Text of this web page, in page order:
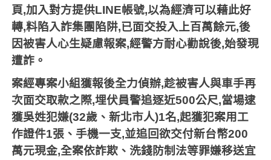
頁,加入對方提供LINE帳號,以為經濟可以藉此好
轉,料陷入詐集團陷阱,已面交投入上百萬餘元,後
因被害人心生疑慮報案,經警方耐心勸說後,始發現
遭詐。
案經專案小組獲報後全力偵辦,趁被害人與車手再
次面交取款之際,埋伏員警追逐近500公尺,當場逮
獲吳姓犯嫌(32歲、新北市人)1名,起獲犯案用工
作證件1張、手機一支,並追回欲交付新台幣200
萬元現金,全案依詐欺、洗錢防制法等罪嫌移送宜